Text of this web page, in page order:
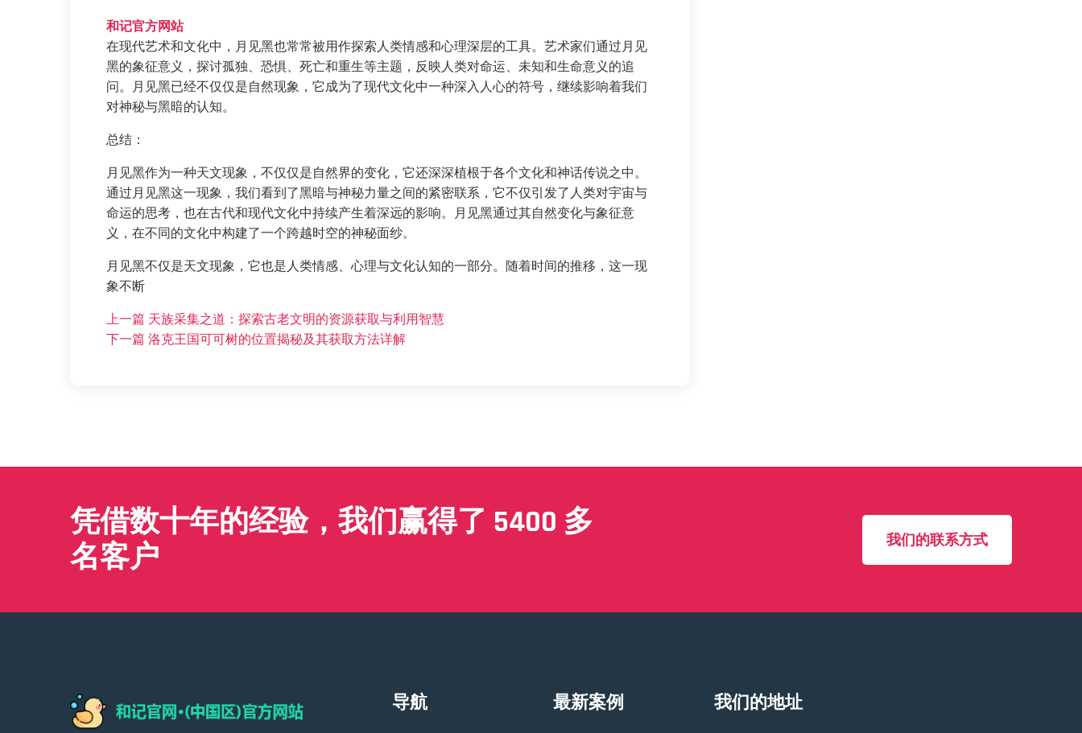
和记官方网站
在现代艺术和文化中，月见黑也常常被用作探索人类情感和心理深层的工具。艺术家们通过月见
黑的象征意义，探讨孤独、恐惧、死亡和重生等主题，反映人类对命运、未知和生命意义的追
问。月见黑已经不仅仅是自然现象，它成为了现代文化中一种深入人心的符号，继续影响着我们
对神秘与黑暗的认知。
总结：
月见黑作为一种天文现象，不仅仅是自然界的变化，它还深深植根于各个文化和神话传说之中。
通过月见黑这一现象，我们看到了黑暗与神秘力量之间的紧密联系，它不仅引发了人类对宇宙与
命运的思考，也在古代和现代文化中持续产生着深远的影响。月见黑通过其自然变化与象征意
义，在不同的文化中构建了一个跨越时空的神秘面纱。
月见黑不仅是天文现象，它也是人类情感、心理与文化认知的一部分。随着时间的推移，这一现
象不断
上一篇 天族采集之道：探索古老文明的资源获取与利用智慧
下一篇 洛克王国可可树的位置揭秘及其获取方法详解
凭借数十年的经验，我们赢得了 5400 多
名客户
我们的联系方式
导航 最新案例 我们的地址